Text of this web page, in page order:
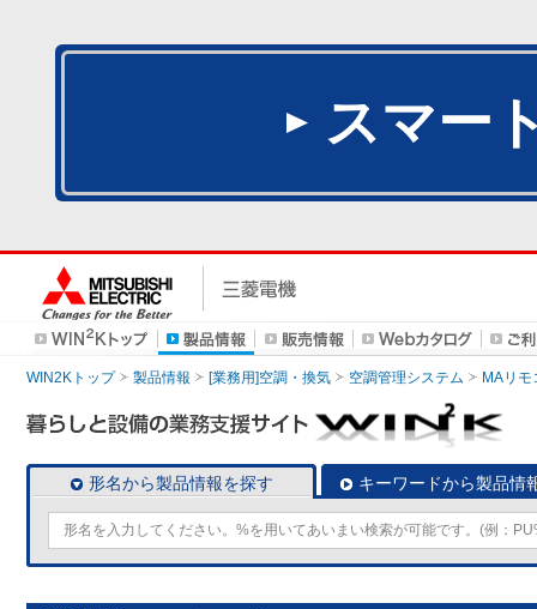
スマー
WIN2Kトップ 製品情報 [業務用]空調・換気 空調管理システム MAリモ
形名から製品情報を探す キーワードから製品情